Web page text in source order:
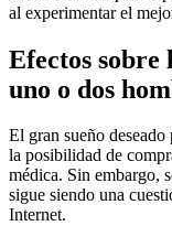
al experimentar el
Efectos sobre
uno o dos
El gran sueño
la posibilidad de
médica. Sin embargo,
sigue siendo una
Internet.